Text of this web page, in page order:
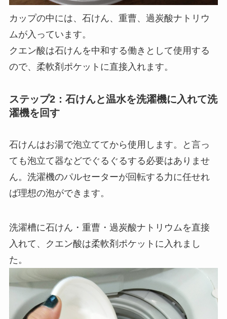
カップの中には、石けん、重曹、過炭酸ナトリウ
ムが入っています。
クエン酸は石けんを中和する働きとして使用する
ので、柔軟剤ポケットに直接入れます。
ステップ2：石けんと温水を洗濯機に入れて洗
濯機を回す
石けんはお湯で泡立ててから使用します。と言っ
ても泡立て器などでぐるぐるする必要はありませ
ん。洗濯機のパルセーターが回転する力に任せれ
ば理想の泡ができます。
洗濯槽に石けん・重曹・過炭酸ナトリウムを直接
入れて、クエン酸は柔軟剤ポケットに入れまし
た。